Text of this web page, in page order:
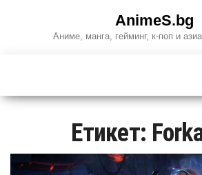
AnimeS.bg
Аниме, манга, гейминг, к-поп и
Етикет: